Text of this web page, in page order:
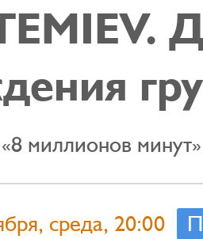
«8 миллионов минут»
среда, 20:00